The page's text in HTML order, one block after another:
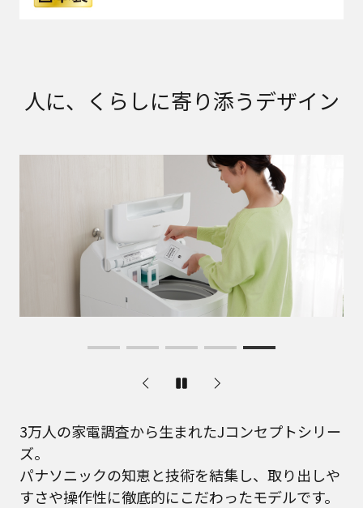
人に、くらしに寄り添うデザイン
3万人の家電調査から生まれたJコンセプトシリー
ズ。
パナソニックの知恵と技術を結集し、取り出しや
すさや操作性に徹底的にこだわったモデルです。